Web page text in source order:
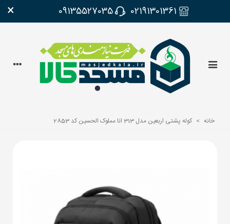
02191301361
09135527035
×
خانه > کوله پشتی اربعین مدل 313 انا مملوک الحسین کد 2853